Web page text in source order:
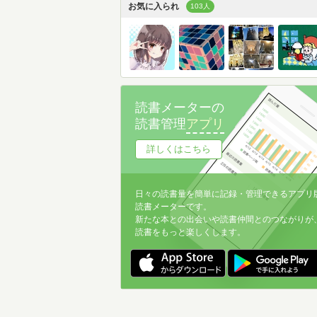
お気に入られ 103人
読書メーターの
読書管理アプリ
詳しくはこちら
日々の読書量を簡単に記録・管理できるアプリ
読書メーターです。
新たな本との出会いや読書仲間とのつながりが
読書をもっと楽しくします。